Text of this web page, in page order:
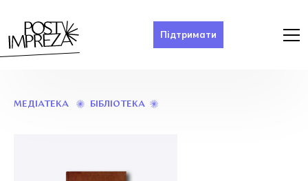
Підтримати
МЕДІАТЕКА БІБЛІОТЕКА